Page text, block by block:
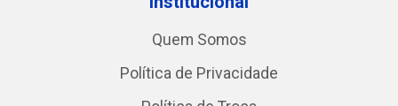
Quem Somos
Política de Privacidade